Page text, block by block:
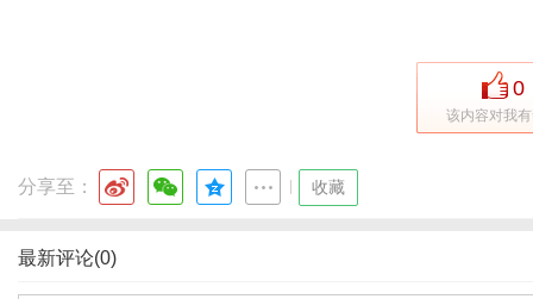
0
该内容对我
分享至： 收藏
最新评论(0)